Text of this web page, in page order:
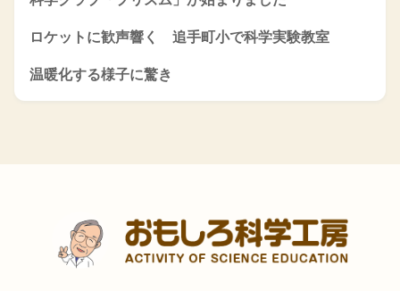
ロケットに歓声響く 追手町小で科学実験教室
温暖化する様子に驚き